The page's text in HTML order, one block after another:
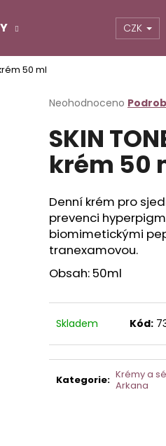
CZK
krém 50 ml
Průměrné
produktu
je
0,0
hvězdiček.
Neohodnoceno
SKIN
krém 50
Denní krém pro
prevenci
biomimetickými
tranexamovou.
Obsah: 50ml
Skladem Kód:
Kategorie: Krémy a
Arkana
STERILNÍ NÁSTAVCE PRO
DERMALIGHT A DERMAQUATRO
NÁSTAVCE/BBGLOW